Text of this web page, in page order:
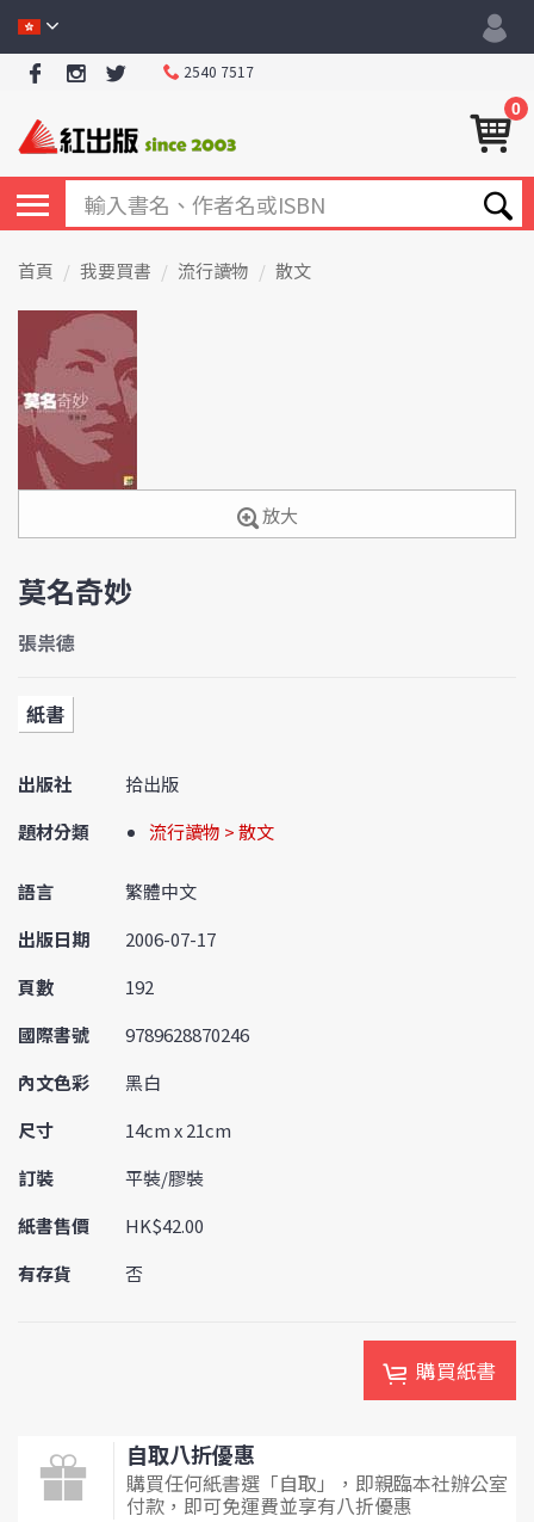
2540 7517
0
首頁 我要買書 流行讀物 散文
放大
莫名奇妙
張祟德
紙書
出版社
拾出版
題材分類
流行讀物 > 散文
語言
繁體中文
出版日期
2006-07-17
頁數
192
國際書號
9789628870246
內文色彩
黑白
尺寸
14cm x 21cm
訂裝
平裝/膠裝
紙書售價
HK$42.00
有存貨
否
購買紙書
自取八折優惠
購買任何紙書選「自取」，即親臨本社辦公室
付款，即可免運費並享有八折優惠